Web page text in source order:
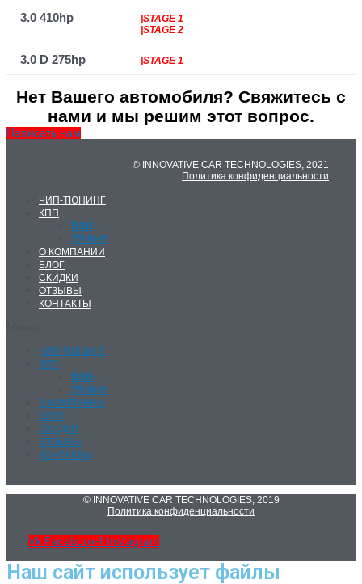
3.0 410hp
|STAGE 1
|STAGE 2
3.0 D 275hp |STAGE 1
Нет Вашего автомобиля? Свяжитесь с
нами и мы решим этот вопрос.
Написать нам
© INNOVATIVE CAR TECHNOLOGIES, 2021
Политика конфиденциальности
ЧИП-ТЮНИНГ
КПП
DSG
ZF 8HP
О КОМПАНИИ
БЛОГ
СКИДКИ
ОТЗЫВЫ
КОНТАКТЫ
ЧИП-ТЮНИНГ
КПП
DSG
ZF 8HP
О КОМПАНИИ
БЛОГ
СКИДКИ
ОТЗЫВЫ
КОНТАКТЫ
© INNOVATIVE CAR TECHNOLOGIES, 2019
Политика конфиденциальности
Vk Facebook-f Instagram
Наш сайт использует файлы